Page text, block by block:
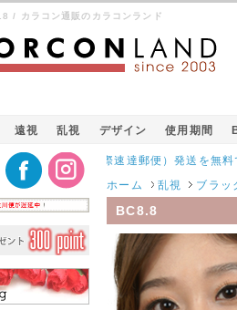
/ カラコン通販のカラコンランド
遠視 乱視 デザイン 使用期間
（韓国の国際速達郵便）発送を無料で！
ホーム 乱視 ブラッ
BC8.8